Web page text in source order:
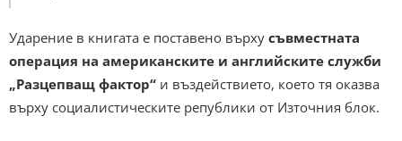
Ударение в книгата е поставено върху съвместната
операция на американските и английските служби
„Разцепващ фактор“ и въздействието, което тя оказва
върху социалистическите републики от Източния блок.